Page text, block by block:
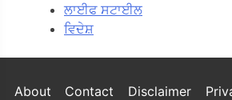
ਲਾਈਫ ਸਟਾਈਲ
ਵਿਦੇਸ਼
About Contact Disclaimer